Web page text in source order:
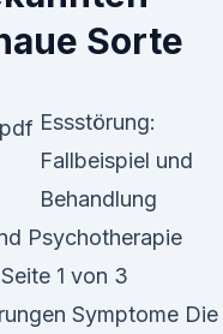
Sorte
Essstörung:
Fallbeispiel und
Behandlung
Psychotherapie
1 von 3
Symptome Die